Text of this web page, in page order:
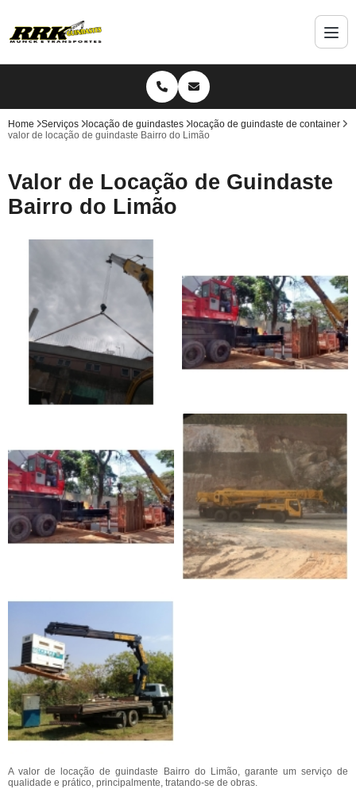
Home Serviços locação de guindastes
locação de guindaste de container
valor de locação de guindaste Bairro do Limão
Valor de Locação de Guindaste
Bairro do Limão
A valor de locação de guindaste Bairro do Limão, garante um serviço de
qualidade e prático, principalmente, tratando-se de obras.